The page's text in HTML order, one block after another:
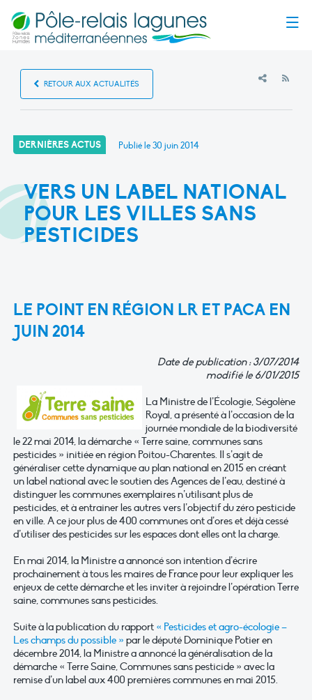
RETOUR AUX ACTUALITÉS
DERNIÈRES ACTUS Publié le30 juin 2014
VERS UN LABEL NATIONAL
POUR LES VILLES SANS
PESTICIDES
LE POINT EN RÉGION LR ET PACA EN
JUIN 2014
Date de publication : 3/07/2014
modifié le 6/01/2015
La Ministre de l’Écologie, Ségolène
Royal, a présenté à l’occasion de la
journée mondiale de la biodiversité
le 22 mai 2014, la démarche « Terre saine, communes sans
pesticides » initiée en région Poitou-Charentes. Il s’agit de
généraliser cette dynamique au plan national en 2015 en créant
un label national avec le soutien des Agences de l’eau, destiné à
distinguer les communes exemplaires n’utilisant plus de
pesticides, et à entrainer les autres vers l’objectif du zéro pesticide
en ville. A ce jour plus de 400 communes ont d’ores et déjà cessé
d’utiliser des pesticides sur les espaces dont elles ont la charge.
En mai 2014, la Ministre a annoncé son intention d’écrire
prochainement à tous les maires de France pour leur expliquer les
enjeux de cette démarche et les inviter à rejoindre l’opération Terre
saine, communes sans pesticides.
Suite à la publication du rapport « Pesticides et agro-écologie –
Les champs du possible » par le député Dominique Potier en
décembre 2014, la Ministre a annoncé la généralisation de la
démarche « Terre Saine, Communes sans pesticide » avec la
remise d’un label aux 400 premières communes en mai 2015.